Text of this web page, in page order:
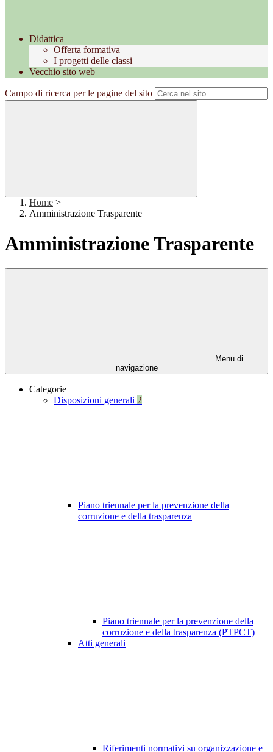
Didattica
Offerta formativa
I progetti delle classi
Vecchio sito web
Campo di ricerca per le pagine del sito
Home >
Amministrazione Trasparente
Amministrazione Trasparente
Menu di
navigazione
Categorie
Disposizioni generali 2
Piano triennale per la prevenzione della
corruzione e della trasparenza
Piano triennale per la prevenzione della
corruzione e della trasparenza (PTPCT)
Atti generali
Riferimenti normativi su organizzazione e